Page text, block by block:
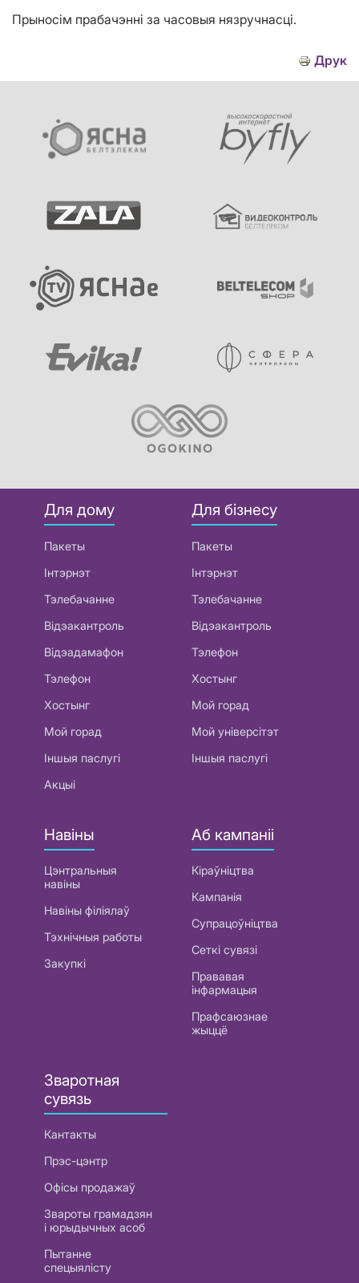
Прыносім прабачэнні за часовыя нязручнасці.
Друк
Для дому
Пакеты
Інтэрнэт
Тэлебачанне
Відэакантроль
Відэадамафон
Тэлефон
Хостынг
Мой горад
Іншыя паслугі
Акцыі
Для бізнесу
Пакеты
Інтэрнэт
Тэлебачанне
Відэакантроль
Тэлефон
Хостынг
Мой горад
Мой універсітэт
Іншыя паслугі
Навіны
Цэнтральныя
навіны
Навіны філіялаў
Тэхнічныя работы
Закупкі
Аб кампаніі
Кіраўніцтва
Кампанія
Супрацоўніцтва
Сеткі сувязі
Прававая
інфармацыя
Прафсаюзнае
жыццё
Зваротная
сувязь
Кантакты
Прэс-цэнтр
Офісы продажаў
Звароты грамадзян
і юрыдычных асоб
Пытанне
спецыялісту